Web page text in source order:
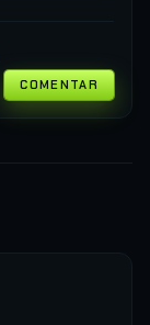
COMENTAR